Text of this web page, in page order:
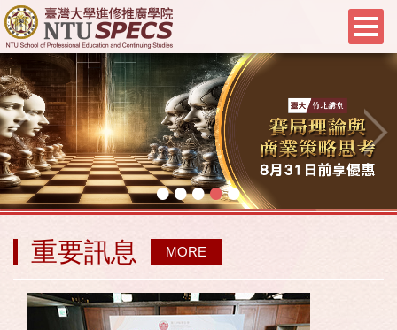
•••••
重要訊息 MORE